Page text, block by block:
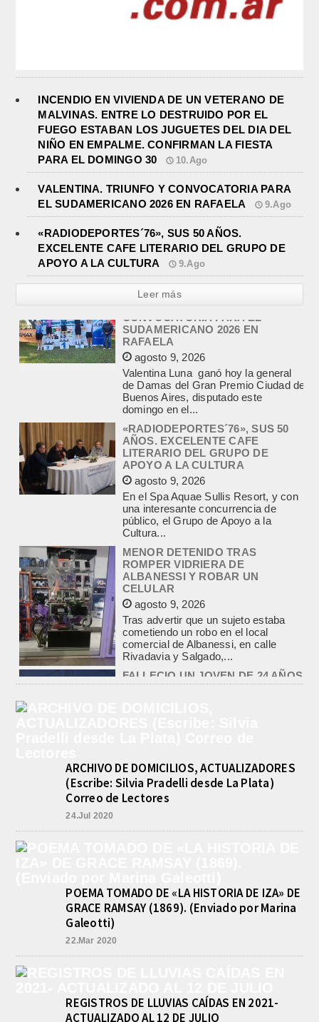
INCENDIO EN VIVIENDA DE UN VETERANO DE
MALVINAS. ENTRE LO DESTRUIDO POR EL
FUEGO ESTABAN LOS JUGUETES DEL DIA DEL
NIÑO EN EMPALME. CONFIRMAN LA FIESTA
PARA EL DOMINGO 30
10.Ago
VALENTINA. TRIUNFO Y CONVOCATORIA PARA
EL SUDAMERICANO 2026 EN RAFAELA
9.Ago
«RADIODEPORTES´76», SUS 50 AÑOS.
EXCELENTE CAFE LITERARIO DEL GRUPO DE
APOYO A LA CULTURA
9.Ago
Leer más
«RADIODEPORTES´76», SUS 50
AÑOS. EXCELENTE CAFE
LITERARIO DEL GRUPO DE
APOYO A LA CULTURA
agosto 9, 2026
En el Spa Aquae Sullis Resort, y con
una interesante concurrencia de
público, el Grupo de Apoyo a la
Cultura...
MENOR DETENIDO TRAS
ROMPER VIDRIERA DE
ALBANESSI Y ROBAR UN
CELULAR
agosto 9, 2026
Tras advertir que un sujeto estaba
cometiendo un robo en el local
Rivadavia y Salgado,...
FALLECIO UN JOVEN DE 24 AÑOS
TRAS DESPISTARSE CON SU
AUTO E IMPACTAR CONTRA UN
PAREDON
agosto 9, 2026
Un accidente fatal se produjo en la
madrugada de este domingo, pasadas
Mastropietro y Angueira....
DOMINGO 30
agosto 10, 2026
El voraz incendio declarado en la
lavadero de la vivienda del Veterano
RAFAELA
agosto 9, 2026
ARCHIVO DE DOMICILIOS, ACTUALIZADORES
(Escribe: Silvia Pradelli desde La Plata)
Correo de Lectores
24.Jul 2020
POEMA TOMADO DE «LA HISTORIA DE IZA» DE
GRACE RAMSAY (1869). (Enviado por Marina
Galeotti)
22.Mar 2020
REGISTROS DE LLUVIAS CAÍDAS EN 2021-
ACTUALIZADO AL 12 DE JULIO